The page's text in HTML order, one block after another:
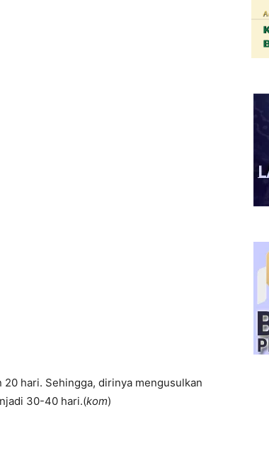
hari. Sehingga, dirinya mengusulkan
30-40 hari.(kom)